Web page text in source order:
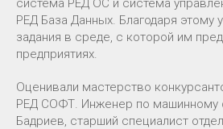
система РЕД ОС и система
РЕД База Данных. Благодаря этому
задания в среде, с которой им
предприятиях.
Оценивали мастерство
РЕД СОФТ. Инженер по машинному
Бадриев, старший специалист